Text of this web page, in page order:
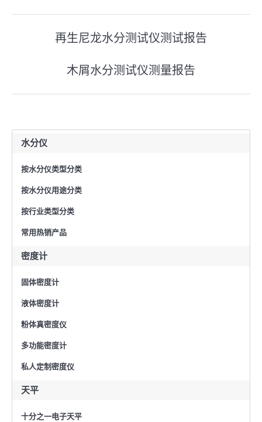
上
一
文
再生尼龙水分测试仪测试报告
下
一
木屑水分测试仪测量报告
水分仪
按水分仪类型分类
按水分仪用途分类
按行业类型分类
常用热销产品
密度计
固体密度计
液体密度计
粉体真密度仪
多功能密度计
私人定制密度仪
天平
十分之一电子天平